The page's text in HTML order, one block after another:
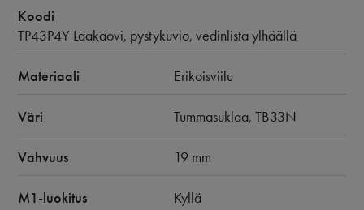
Koodi
TP43P4Y Laakaovi, pystykuvio, vedinlista ylhäällä
Materiaali Erikoisviilu
Väri Tummasuklaa, TB33N
Vahvuus 19 mm
M1-luokitus Kyllä